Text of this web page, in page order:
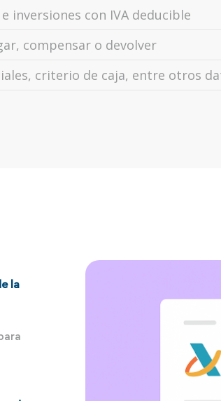
inversiones con IVA deducible
compensar o devolver
criterio de caja, entre otros
la